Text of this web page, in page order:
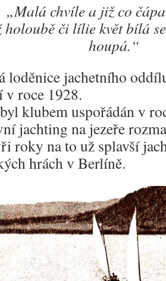
„Malá chvíle a již co
holoubě či lílie květ bílá
houpá.“
loděnice jachetního
v roce 1928.
klubem uspořádán v
jachting na jezeře
roky na to už splavší
hrách v Berlíně.